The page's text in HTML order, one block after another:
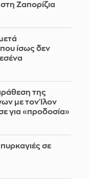
Ζαπορίζια
που ίσως δεν
της
με τον Ίλον
για «προδοσία»
σε